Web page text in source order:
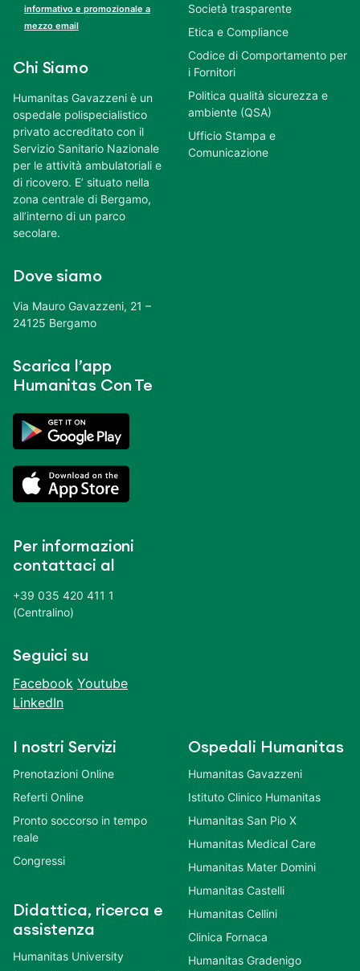
informativo e promozionale a
mezzo email
Chi Siamo
Humanitas Gavazzeni è un
ospedale polispecialistico
privato accreditato con il
Servizio Sanitario Nazionale
per le attività ambulatoriali e
di ricovero. E’ situato nella
zona centrale di Bergamo,
all’interno di un parco
secolare.
Dove siamo
Via Mauro Gavazzeni, 21 –
24125 Bergamo
Scarica l’app
Humanitas Con Te
Per informazioni
contattaci al
+39 035 420 411 1
(Centralino)
Seguici su
Facebook Youtube
LinkedIn
Società trasparente
Etica e Compliance
Codice di Comportamento per
i Fornitori
Politica qualità sicurezza e
ambiente (QSA)
Ufficio Stampa e
Comunicazione
I nostri Servizi
Prenotazioni Online
Referti Online
Pronto soccorso in tempo
reale
Congressi
Didattica, ricerca e
assistenza
Humanitas University
Ospedali Humanitas
Humanitas Gavazzeni
Istituto Clinico Humanitas
Humanitas San Pio X
Humanitas Medical Care
Humanitas Mater Domini
Humanitas Castelli
Humanitas Cellini
Clinica Fornaca
Humanitas Gradenigo